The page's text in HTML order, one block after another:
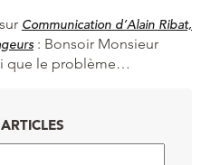
sur Communication d’Alain Ribat,
: Bonsoir Monsieur
que le problème…